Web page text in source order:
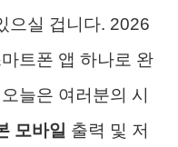
으실 겁니다. 2026
트폰 앱 하나로 완
늘은 여러분의 시
모바일 출력 및 저